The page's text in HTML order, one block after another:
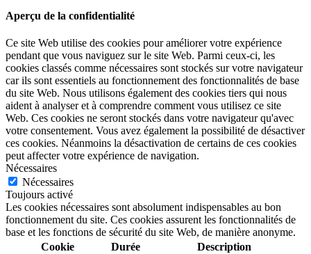
Aperçu de la confidentialité
Ce site Web utilise des cookies pour améliorer votre expérience
pendant que vous naviguez sur le site Web. Parmi ceux-ci, les
cookies classés comme nécessaires sont stockés sur votre navigateur
car ils sont essentiels au fonctionnement des fonctionnalités de base
du site Web. Nous utilisons également des cookies tiers qui nous
aident à analyser et à comprendre comment vous utilisez ce site
Web. Ces cookies ne seront stockés dans votre navigateur qu'avec
votre consentement. Vous avez également la possibilité de désactiver
ces cookies. Néanmoins la désactivation de certains de ces cookies
peut affecter votre expérience de navigation.
Nécessaires
Nécessaires
Toujours activé
Les cookies nécessaires sont absolument indispensables au bon
fonctionnement du site. Ces cookies assurent les fonctionnalités de
base et les fonctions de sécurité du site Web, de manière anonyme.
Cookie
Durée Description